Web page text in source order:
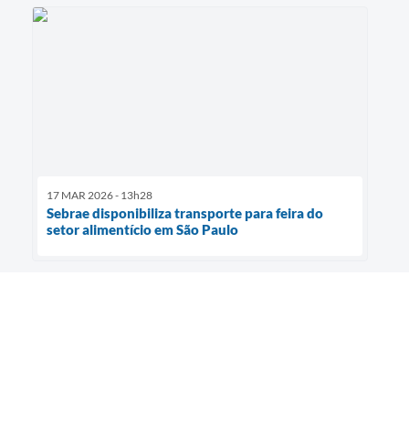
17 MAR 2026 - 13h28
Sebrae disponibiliza transporte para feira do
setor alimentício em São Paulo